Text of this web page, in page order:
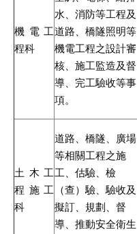
機電工
程科
水、消防等工程及
道路、橋隧照明等
機電工程之設計審
核、施工監造及督
導、完工驗收等事
項。
土木工
程施工
科
道路、橋隧、廣場
等相關工程之施
工、估驗、檢
（查）驗、驗收及
擬訂、規劃、督
導、推動安全衛生